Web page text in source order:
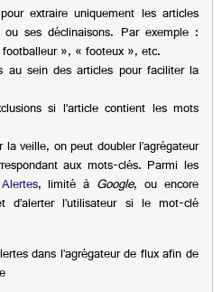
extraire uniquement les articles
ses déclinaisons. Par exemple :
», « footeux », etc.
au sein des articles pour faciliter la
si l’article contient les mots
veille, on peut doubler l’agrégateur
aux mots-clés. Parmi les
, limité à Google, ou encore
d’alerter l’utilisateur si le mot-clé
dans l’agrégateur de flux afin de